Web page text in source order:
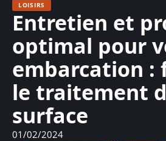
LOISIRS
Entretien et
optimal pour
embarcation :
le traitement
surface
01/02/2024